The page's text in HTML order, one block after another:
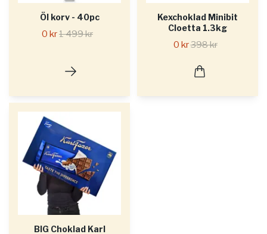
Öl korv - 40pc
0 kr1 499 kr
Kexchoklad Minibit
Cloetta 1.3kg
0 kr398 kr
BIG Choklad Karl